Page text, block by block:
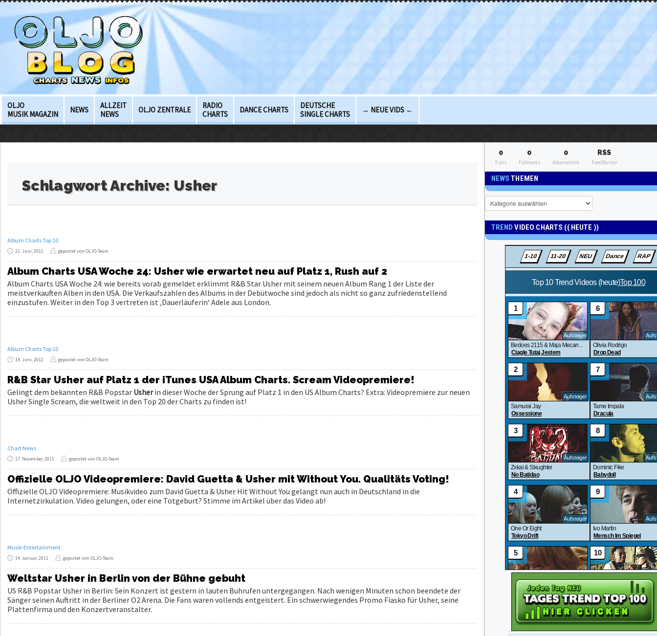
OLJO
MUSIK MAGAZIN
NEWS
ALLZEIT
NEWS
OLJO ZENTRALE
RADIO
CHARTS
DANCE CHARTS
DEUTSCHE
SINGLE CHARTS
→ NEUE VIDS ←
Schlagwort Archive: Usher
Album Charts Top 10
21. Juni, 2012 gepostet von OLJO-Team
Album Charts USA Woche 24: Usher wie erwartet neu auf Platz 1, Rush auf 2
Album Charts USA Woche 24: wie bereits vorab gemeldet erklimmt R&B Star Usher mit seinem neuen Album Rang 1 der Liste der
meistverkauften Alben in den USA. Die Verkaufszahlen des Albums in der Debütwoche sind jedoch als nicht so ganz zufriedenstellend
einzustufen. Weiter in den Top 3 vertreten ist ‚Dauerläuferin‘ Adele aus London.
Album Charts Top 10
14. Juni, 2012 gepostet von OLJO-Team
R&B Star Usher auf Platz 1 der iTunes USA Album Charts. Scream Videopremiere!
Gelingt dem bekannten R&B Popstar Usherin dieser Woche der Sprung auf Platz 1 in den US Album Charts? Extra: Videopremiere zur neuen
Usher Single Scream, die weltweit in den Top 20 der Charts zu finden ist!
Chart News
17. November, 2011 gepostet von OLJO-Team
Offizielle OLJO Videopremiere: David Guetta & Usher mit Without You. Qualitäts Voting!
Offizielle OLJO Videopremiere: Musikvideo zum David Guetta & Usher Hit Without You gelangt nun auch in Deutschland in die
Internetzirkulation. Video gelungen, oder eine Totgeburt? Stimme im Artikel über das Video ab!
Musik-Entertainment
14. Januar, 2011 gepostet von OLJO-Team
Weltstar Usher in Berlin von der Bühne gebuht
US R&B Popstar Usher in Berlin: Sein Konzert ist gestern in lauten Buhrufen untergegangen. Nach wenigen Minuten schon beendete der
Sänger seinen Auftritt in der Berliner O2 Arena. Die Fans waren vollends entgeistert. Ein schwerwiegendes Promo Fiasko für Usher, seine
Plattenfirma und den Konzertveranstalter.
0
Fans
0
Followers
0
Abonnenten
RSS
FeedBurner
NEWSTHEMEN
News
Themen
TRENDVIDEO CHARTS (( HEUTE ))